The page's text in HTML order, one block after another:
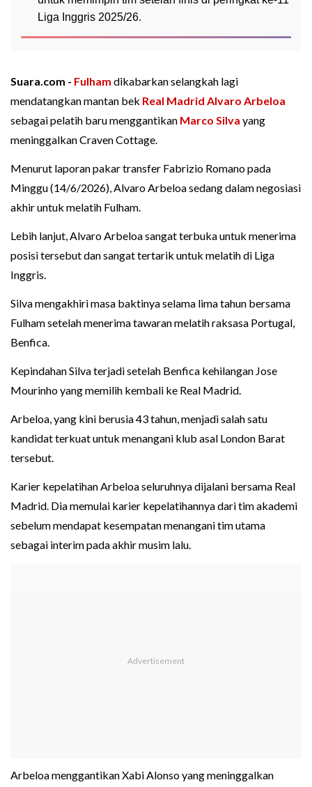
Liga Inggris 2025/26.
Suara.com - Fulham dikabarkan selangkah lagi
mendatangkan mantan bek Real Madrid Alvaro Arbeloa
sebagai pelatih baru menggantikan Marco Silva yang
meninggalkan Craven Cottage.
Menurut laporan pakar transfer Fabrizio Romano pada
Minggu (14/6/2026), Alvaro Arbeloa sedang dalam negosiasi
akhir untuk melatih Fulham.
Lebih lanjut, Alvaro Arbeloa sangat terbuka untuk menerima
posisi tersebut dan sangat tertarik untuk melatih di Liga
Inggris.
Silva mengakhiri masa baktinya selama lima tahun bersama
Fulham setelah menerima tawaran melatih raksasa Portugal,
Benfica.
Kepindahan Silva terjadi setelah Benfica kehilangan Jose
Mourinho yang memilih kembali ke Real Madrid.
Arbeloa, yang kini berusia 43 tahun, menjadi salah satu
kandidat terkuat untuk menangani klub asal London Barat
tersebut.
Karier kepelatihan Arbeloa seluruhnya dijalani bersama Real
Madrid. Dia memulai karier kepelatihannya dari tim akademi
sebelum mendapat kesempatan menangani tim utama
sebagai interim pada akhir musim lalu.
Arbeloa menggantikan Xabi Alonso yang meninggalkan